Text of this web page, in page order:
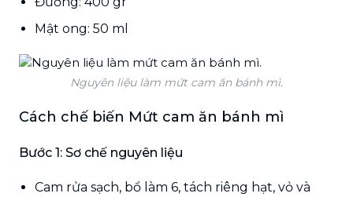
Mật ong: 50 ml
Nguyên liệu làm mứt cam ăn bánh mì.
Cách chế biến Mứt cam ăn bánh mì
Bước 1: Sơ chế nguyên liệu
Cam rửa sạch, bổ làm 6, tách riêng hạt, vỏ và